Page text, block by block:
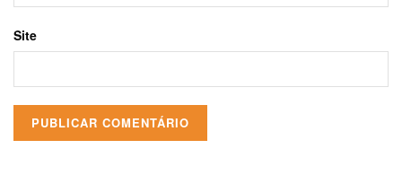
Site